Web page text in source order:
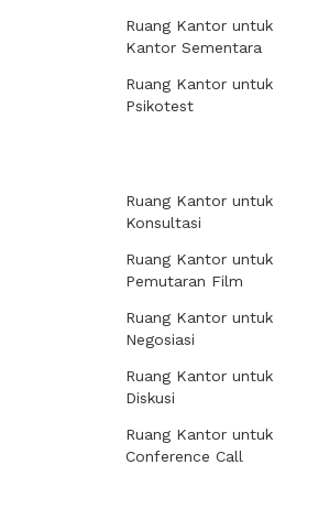
Ruang Kantor untuk
Kantor Sementara
Ruang Kantor untuk
Psikotest
Ruang Kantor untuk
Konsultasi
Ruang Kantor untuk
Pemutaran Film
Ruang Kantor untuk
Negosiasi
Ruang Kantor untuk
Diskusi
Ruang Kantor untuk
Conference Call